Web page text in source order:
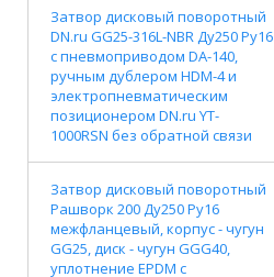
Затвор дисковый поворотный
DN.ru GG25-316L-NBR Ду250 Ру16
с пневмоприводом DA-140,
ручным дублером HDM-4 и
электропневматическим
позиционером DN.ru YT-
1000RSN без обратной связи
Затвор дисковый поворотный
Рашворк 200 Ду250 Ру16
межфланцевый, корпус - чугун
GG25, диск - чугун GGG40,
уплотнение EPDM с